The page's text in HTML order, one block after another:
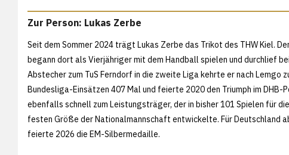
Zur Person: Lukas Zerbe
Seit dem Sommer 2024 trägt Lukas Zerbe das Trikot des THW Kiel.
begann dort als Vierjähriger mit dem Handball spielen und durchlief
Abstecher zum TuS Ferndorf in die zweite Liga kehrte er nach Lemgo
Bundesliga-Einsätzen 407 Mal und feierte 2020 den Triumph im
ebenfalls schnell zum Leistungsträger, der in bisher 101 Spielen für
festen Größe der Nationalmannschaft entwickelte. Für Deutschland
feierte 2026 die EM-Silbermedaille.